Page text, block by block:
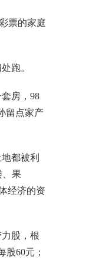
票的家庭
跑。
房，98
留点家产
都被利
、果
经济的资
股，根
60元；